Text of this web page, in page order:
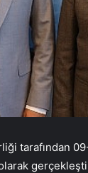
tarafından